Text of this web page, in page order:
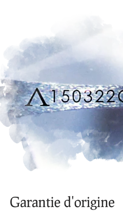
Garantie d'origine